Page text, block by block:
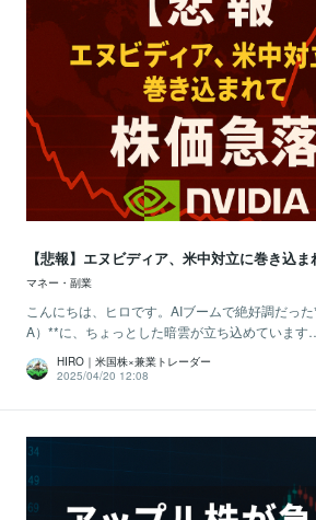
【悲報】エヌビディア、米中対立に巻き込
マネー・副業
こんにちは、ヒロです。AIブームで絶好調だっ
A）**に、ちょっとした暗雲が立ち込めています
HIRO｜米国株×兼業トレーダー
2025/04/20 12:08